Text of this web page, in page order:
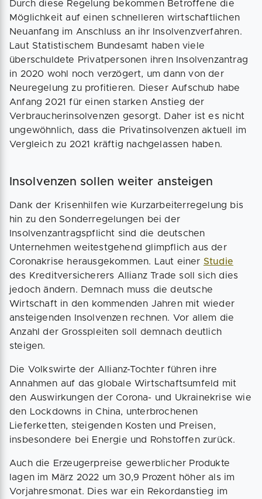
Durch diese Regelung bekommen Betroffene die
Möglichkeit auf einen schnelleren wirtschaftlichen
Neuanfang im Anschluss an ihr Insolvenzverfahren.
Laut Statistischem Bundesamt haben viele
überschuldete Privatpersonen ihren Insolvenzantrag
in 2020 wohl noch verzögert, um dann von der
Neuregelung zu profitieren. Dieser Aufschub habe
Anfang 2021 für einen starken Anstieg der
Verbraucherinsolvenzen gesorgt. Daher ist es nicht
ungewöhnlich, dass die Privatinsolvenzen aktuell im
Vergleich zu 2021 kräftig nachgelassen haben.
Insolvenzen sollen weiter ansteigen
Dank der Krisenhilfen wie Kurzarbeiterregelung bis
hin zu den Sonderregelungen bei der
Insolvenzantragspflicht sind die deutschen
Unternehmen weitestgehend glimpflich aus der
Coronakrise herausgekommen. Laut einer Studie
des Kreditversicherers Allianz Trade soll sich dies
jedoch ändern. Demnach muss die deutsche
Wirtschaft in den kommenden Jahren mit wieder
ansteigenden Insolvenzen rechnen. Vor allem die
Anzahl der Grosspleiten soll demnach deutlich
steigen.
Die Volkswirte der Allianz-Tochter führen ihre
Annahmen auf das globale Wirtschaftsumfeld mit
den Auswirkungen der Corona- und Ukrainekrise wie
den Lockdowns in China, unterbrochenen
Lieferketten, steigenden Kosten und Preisen,
insbesondere bei Energie und Rohstoffen zurück.
Auch die Erzeugerpreise gewerblicher Produkte
lagen im März 2022 um 30,9 Prozent höher als im
Vorjahresmonat. Dies war ein Rekordanstieg im